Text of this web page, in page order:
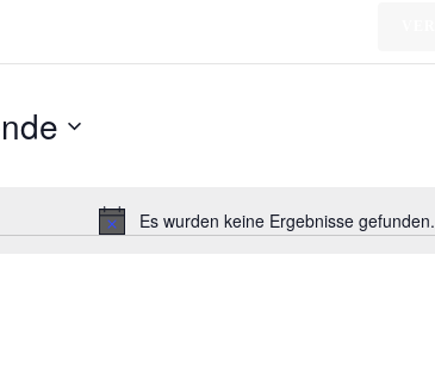
Hinweis
Es wurden keine Ergebnisse gefunden.